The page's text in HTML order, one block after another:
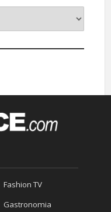
Fashion TV
Gastronomia